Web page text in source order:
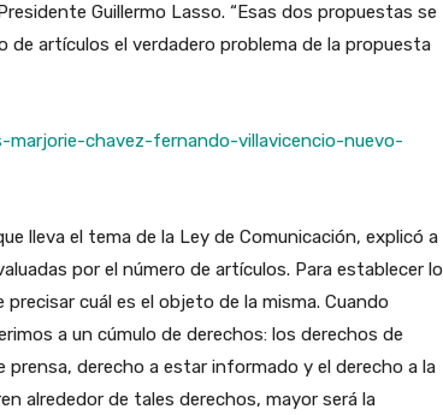
Guillermo Lasso. “Esas dos propuestas se
de artículos el verdadero problema de la propuesta
chavez-fernando-villavicencio-nuevo-
lleva el tema de la Ley de Comunicación, explicó a
por el número de artículos. Para establecer lo
cuál es el objeto de la misma. Cuando
a un cúmulo de derechos: los derechos de
derecho a estar informado y el derecho a la
alrededor de tales derechos, mayor será la